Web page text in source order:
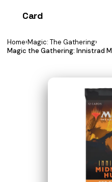
Card
Home›Magic: The Gathering›
Magic the Gathering: Innistrad